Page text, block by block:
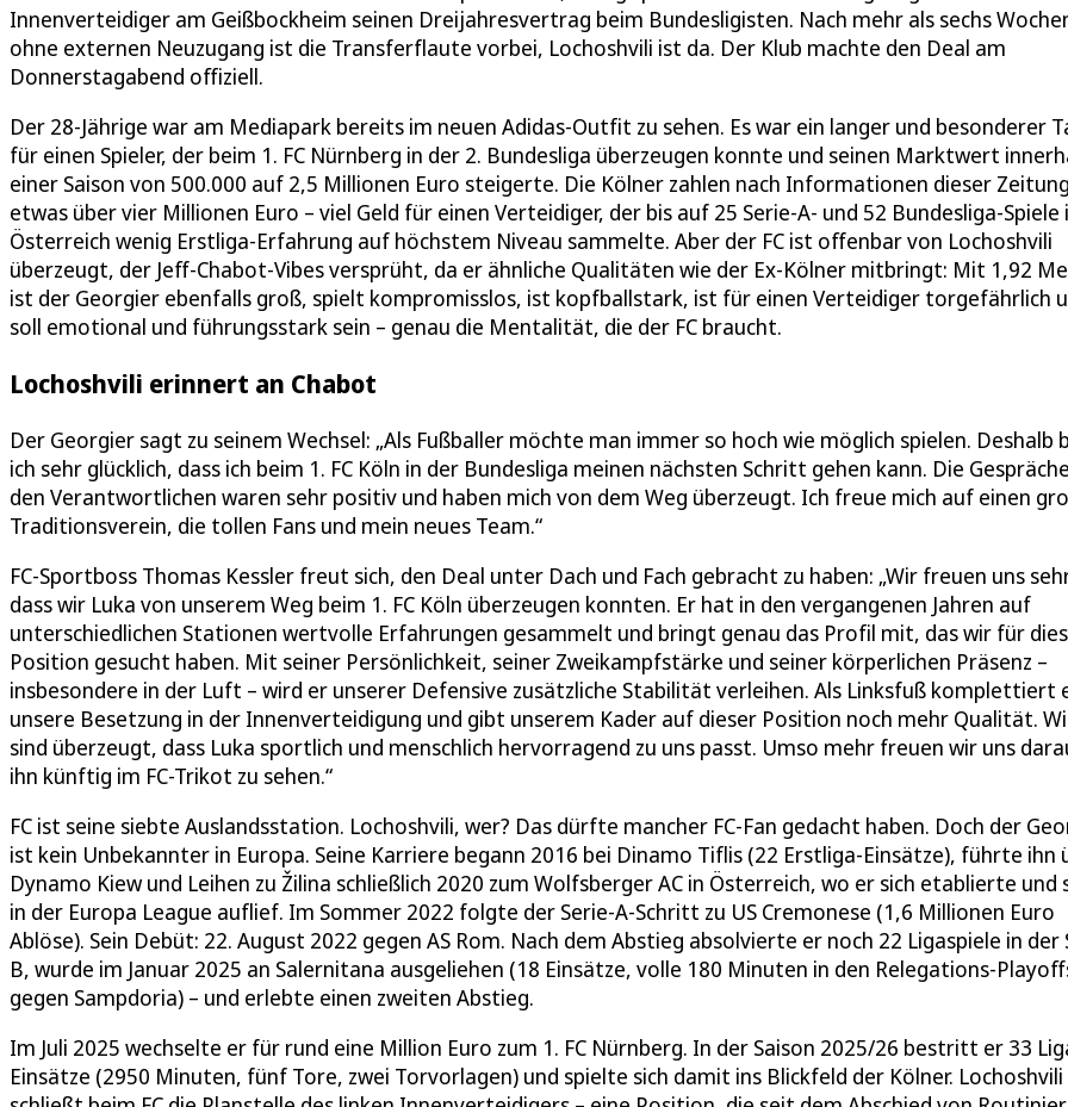
Innenverteidiger am Geißbockheim seinen Dreijahresvertrag beim Bundesligisten. Nach mehr als sechs
ohne externen Neuzugang ist die Transferflaute vorbei, Lochoshvili ist da. Der Klub machte den Deal am
Donnerstagabend offiziell.
Der 28-Jährige war am Mediapark bereits im neuen Adidas-Outfit zu sehen. Es war ein langer und besonderer
für einen Spieler, der beim 1. FC Nürnberg in der 2. Bundesliga überzeugen konnte und seinen Marktwert
einer Saison von 500.000 auf 2,5 Millionen Euro steigerte. Die Kölner zahlen nach Informationen dieser
etwas über vier Millionen Euro – viel Geld für einen Verteidiger, der bis auf 25 Serie-A- und 52 Bundesliga-Spiele
Österreich wenig Erstliga-Erfahrung auf höchstem Niveau sammelte. Aber der FC ist offenbar von Lochoshvili
überzeugt, der Jeff-Chabot-Vibes versprüht, da er ähnliche Qualitäten wie der Ex-Kölner mitbringt: Mit 1,92
ist der Georgier ebenfalls groß, spielt kompromisslos, ist kopfballstark, ist für einen Verteidiger torgefährlich
soll emotional und führungsstark sein – genau die Mentalität, die der FC braucht.
Lochoshvili erinnert an Chabot
Der Georgier sagt zu seinem Wechsel: „Als Fußballer möchte man immer so hoch wie möglich spielen. Deshalb
ich sehr glücklich, dass ich beim 1. FC Köln in der Bundesliga meinen nächsten Schritt gehen kann. Die
den Verantwortlichen waren sehr positiv und haben mich von dem Weg überzeugt. Ich freue mich auf einen
Traditionsverein, die tollen Fans und mein neues Team.“
FC-Sportboss Thomas Kessler freut sich, den Deal unter Dach und Fach gebracht zu haben: „Wir freuen uns
dass wir Luka von unserem Weg beim 1. FC Köln überzeugen konnten. Er hat in den vergangenen Jahren auf
unterschiedlichen Stationen wertvolle Erfahrungen gesammelt und bringt genau das Profil mit, das wir für
Position gesucht haben. Mit seiner Persönlichkeit, seiner Zweikampfstärke und seiner körperlichen Präsenz –
insbesondere in der Luft – wird er unserer Defensive zusätzliche Stabilität verleihen. Als Linksfuß komplettiert
unsere Besetzung in der Innenverteidigung und gibt unserem Kader auf dieser Position noch mehr Qualität.
sind überzeugt, dass Luka sportlich und menschlich hervorragend zu uns passt. Umso mehr freuen wir uns
ihn künftig im FC-Trikot zu sehen.“
FC ist seine siebte Auslandsstation. Lochoshvili, wer? Das dürfte mancher FC-Fan gedacht haben. Doch der
ist kein Unbekannter in Europa. Seine Karriere begann 2016 bei Dinamo Tiflis (22 Erstliga-Einsätze), führte ihn
Dynamo Kiew und Leihen zu Žilina schließlich 2020 zum Wolfsberger AC in Österreich, wo er sich etablierte und
in der Europa League auflief. Im Sommer 2022 folgte der Serie-A-Schritt zu US Cremonese (1,6 Millionen Euro
Ablöse). Sein Debüt: 22. August 2022 gegen AS Rom. Nach dem Abstieg absolvierte er noch 22 Ligaspiele in der
B, wurde im Januar 2025 an Salernitana ausgeliehen (18 Einsätze, volle 180 Minuten in den Relegations-
gegen Sampdoria) – und erlebte einen zweiten Abstieg.
Im Juli 2025 wechselte er für rund eine Million Euro zum 1. FC Nürnberg. In der Saison 2025/26 bestritt er 33
Einsätze (2950 Minuten, fünf Tore, zwei Torvorlagen) und spielte sich damit ins Blickfeld der Kölner. Lochoshvili